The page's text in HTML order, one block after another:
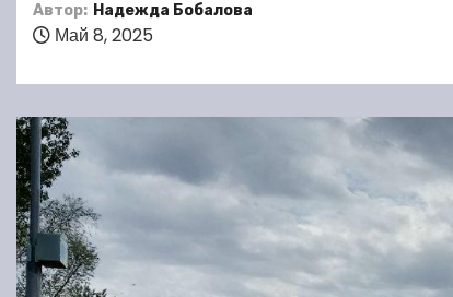
Автор: Надежда Бобалова
Май 8, 2025